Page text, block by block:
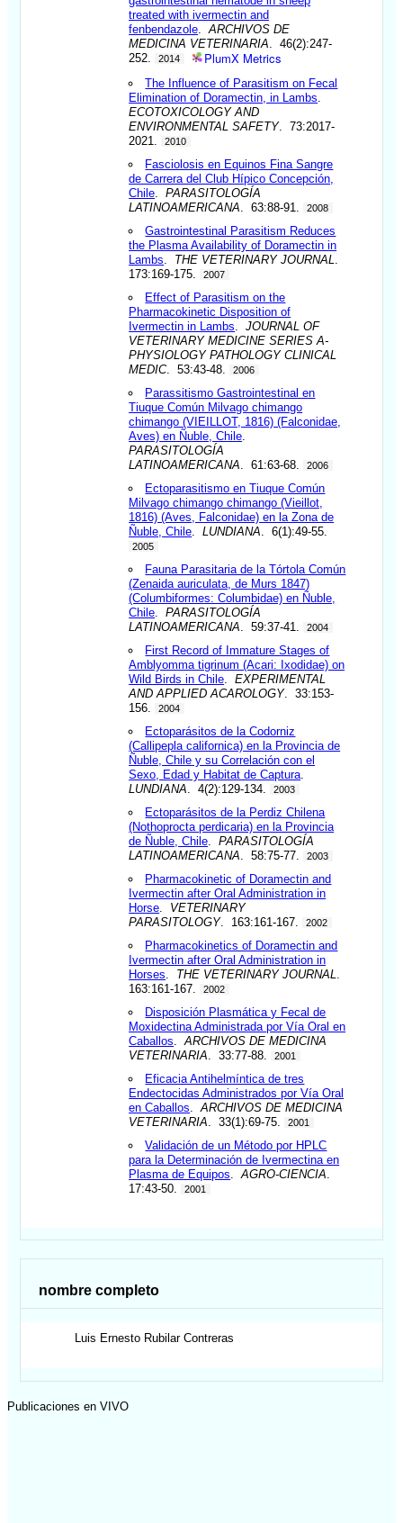
treated with ivermectin and
fenbendazole .ARCHIVOS DE
MEDICINA VETERINARIA . 46(2):247-
252.
2014 PlumX Metrics
The Influence of Parasitism on Fecal
Elimination of Doramectin, in Lambs
ECOTOXICOLOGY AND
ENVIRONMENTAL SAFETY. 73:2017-
2021.
2010
Fasciolosis en Equinos Fina Sangre
de Carrera del Club Hípico Concepción,
Chile .PARASITOLOGÍA
LATINOAMERICANA . 63:88-91. 2008
Gastrointestinal Parasitism Reduces
the Plasma Availability of Doramectin in
Lambs
THE VETERINARY JOURNAL
173:169-175.
2007
Effect of Parasitism on the
Pharmacokinetic Disposition of
Ivermectin in Lambs .JOURNAL OF
VETERINARY MEDICINE SERIES A-
PHYSIOLOGY PATHOLOGY CLINICAL
MEDIC. 53:43-48. 2006
Parassitismo Gastrointestinal en
Tiuque Común Milvago chimango
chimango (VIEILLOT, 1816) (Falconidae,
Aves) en Ñuble, Chile
PARASITOLOGÍA
LATINOAMERICANA . 61:63-68. 2006
Ectoparasitismo en Tiuque Común
Milvago chimango chimango (Vieillot,
1816) (Aves, Falconidae) en la Zona de
Ñuble, Chile .LUNDIANA . 6(1):49-55.
2005
Fauna Parasitaria de la Tórtola Común
(Zenaida auriculata, de Murs 1847)
(Columbiformes: Columbidae) en Ñuble,
Chile .PARASITOLOGÍA
LATINOAMERICANA . 59:37-41. 2004
First Record of Immature Stages of
Amblyomma tigrinum (Acari: Ixodidae) on
Wild Birds in Chile .EXPERIMENTAL
AND APPLIED ACAROLOGY. 33:153-
156.
2004
Ectoparásitos de la Codorniz
(Callipepla californica) en la Provincia de
Ñuble, Chile y su Correlación con el
Sexo, Edad y Habitat de Captura
LUNDIANA . 4(2):129-134. 2003
Ectoparásitos de la Perdiz Chilena
(Nothoprocta perdicaria) en la Provincia
de Ñuble, Chile .PARASITOLOGÍA
LATINOAMERICANA . 58:75-77. 2003
Pharmacokinetic of Doramectin and
Ivermectin after Oral Administration in
Horse
VETERINARY
PARASITOLOGY. 163:161-167. 2002
Pharmacokinetics of Doramectin and
Ivermectin after Oral Administration in
Horses
THE VETERINARY JOURNAL
163:161-167.
2002
Disposición Plasmática y Fecal de
Moxidectina Administrada por Vía Oral en
Caballos .ARCHIVOS DE MEDICINA
VETERINARIA . 33:77-88. 2001
Eficacia Antihelmíntica de tres
Endectocidas Administrados por Vía Oral
en Caballos .ARCHIVOS DE MEDICINA
VETERINARIA . 33(1):69-75. 2001
Validación de un Método por HPLC
para la Determinación de Ivermectina en
Plasma de Equipos .AGRO-CIENCIA
17:43-50.
2001
nombre completo
Luis Ernesto Rubilar Contreras
Publicaciones en VIVO